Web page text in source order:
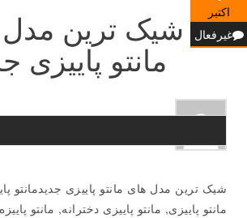
اکتبر
غیرفعال
شیک ترین
مانتو پاییزی
شیک ترین مدل های مانتو پاییزی جدیدمانتو
مانتو پاییزی, مانتو پاییزی دخترانه, مانتو